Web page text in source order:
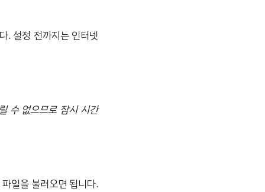
. 설정 전까지는 인터넷
수 없으므로 잠시 시간
일을 불러오면 됩니다.